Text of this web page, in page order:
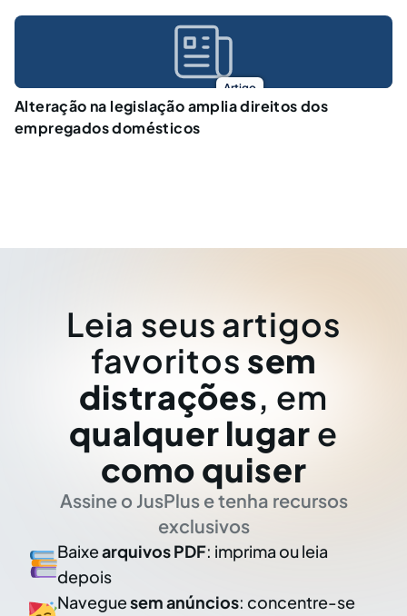
Artigo
Alteração na legislação amplia direitos dos
empregados domésticos
Leia seus artigos
favoritos sem
distrações, em
qualquer lugar e
como quiser
Assine o JusPlus e tenha recursos
exclusivos
Baixearquivos PDF: imprima ou leia
depois
Naveguesem anúncios: concentre-se